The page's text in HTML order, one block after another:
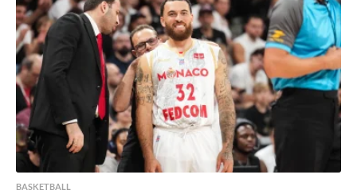
g
o
BASKETBALL